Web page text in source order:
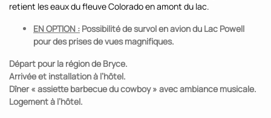
retient les eaux du fleuve Colorado en amont du lac.
EN OPTION : Possibilité de survol en avion du Lac Powell
pour des prises de vues magnifiques.
Départ pour la région de Bryce.
Arrivée et installation à l’hôtel.
Dîner « assiette barbecue du cowboy » avec ambiance musicale.
Logement à l’hôtel.